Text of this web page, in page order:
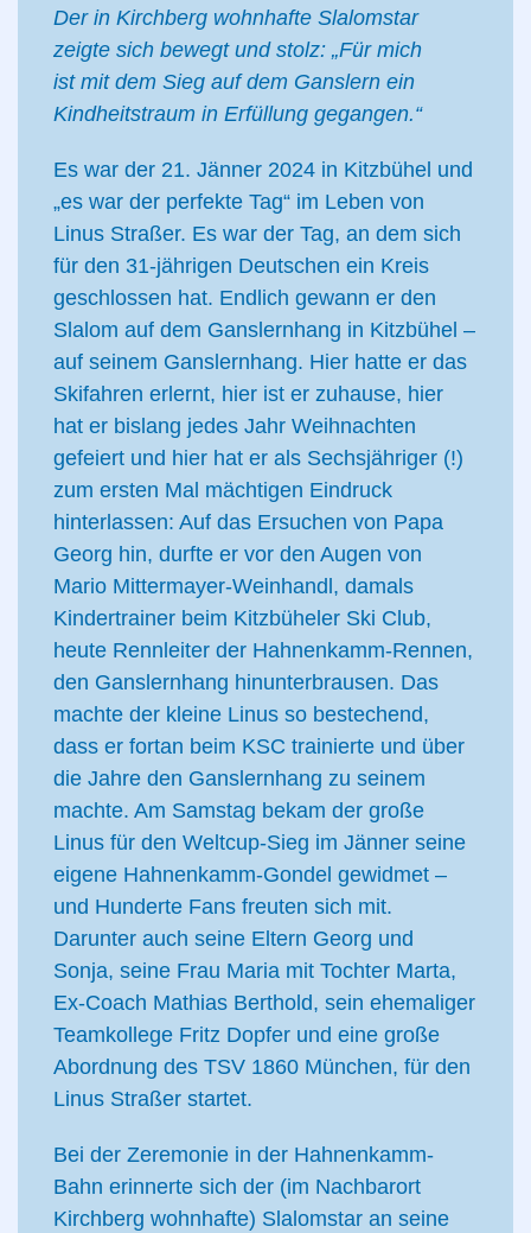
Der in Kirchberg wohnhafte Slalomstar
zeigte sich bewegt und stolz: „Für mich
ist mit dem Sieg auf dem Ganslern ein
Kindheitstraum in Erfüllung gegangen.“
Es war der 21. Jänner 2024 in Kitzbühel und
„es war der perfekte Tag“ im Leben von
Linus Straßer. Es war der Tag, an dem sich
für den 31-jährigen Deutschen ein Kreis
geschlossen hat. Endlich gewann er den
Slalom auf dem Ganslernhang in Kitzbühel –
auf seinem Ganslernhang. Hier hatte er das
Skifahren erlernt, hier ist er zuhause, hier
hat er bislang jedes Jahr Weihnachten
gefeiert und hier hat er als Sechsjähriger (!)
zum ersten Mal mächtigen Eindruck
hinterlassen: Auf das Ersuchen von Papa
Georg hin, durfte er vor den Augen von
Mario Mittermayer-Weinhandl, damals
Kindertrainer beim Kitzbüheler Ski Club,
heute Rennleiter der Hahnenkamm-Rennen,
den Ganslernhang hinunterbrausen. Das
machte der kleine Linus so bestechend,
dass er fortan beim KSC trainierte und über
die Jahre den Ganslernhang zu seinem
machte. Am Samstag bekam der große
Linus für den Weltcup-Sieg im Jänner seine
eigene Hahnenkamm-Gondel gewidmet –
und Hunderte Fans freuten sich mit.
Darunter auch seine Eltern Georg und
Sonja, seine Frau Maria mit Tochter Marta,
Ex-Coach Mathias Berthold, sein ehemaliger
Teamkollege Fritz Dopfer und eine große
Abordnung des TSV 1860 München, für den
Linus Straßer startet.
Bei der Zeremonie in der Hahnenkamm-
Bahn erinnerte sich der (im Nachbarort
Kirchberg wohnhafte) Slalomstar an seine